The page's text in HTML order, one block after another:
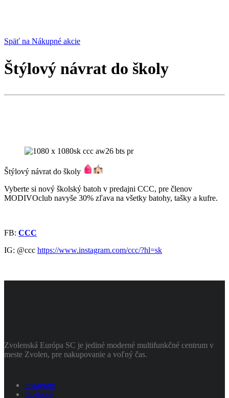
Späť na Nákupné akcie
Štýlový návrat do školy
Štýlový návrat do školy
Vyberte si nový školský batoh v predajni CCC, pre členov
MODIVOclub navyše 30% zľava na všetky batohy, tašky a kufre.
FB: CCC
IG: @ccc https://www.instagram.com/ccc/?hl=sk
Zvolenská Európa SC je jediné moderné multifunkčné centrum v
meste Zvolen, pre nakupovanie a voľný čas.
instagram
facebook